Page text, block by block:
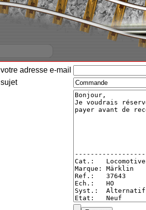
votre adresse e-mail
sujet